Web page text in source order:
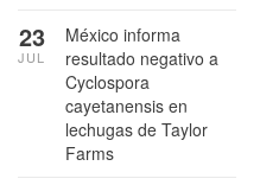
México informa
resultado negativo a
Cyclospora
cayetanensis en
lechugas de Taylor
Farms
23
JUL